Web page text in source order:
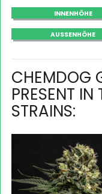
INNENHÖHE
AUSSENHÖHE
CHEMDOG
PRESENT
STRAINS: